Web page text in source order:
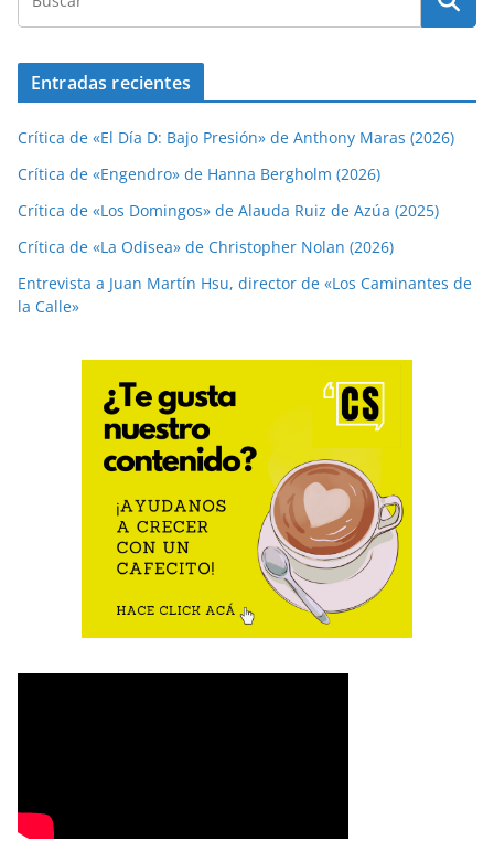
Entradas recientes
Crítica de «El Día D: Bajo Presión» de Anthony Maras (2026)
Crítica de «Engendro» de Hanna Bergholm (2026)
Crítica de «Los Domingos» de Alauda Ruiz de Azúa (2025)
Crítica de «La Odisea» de Christopher Nolan (2026)
Entrevista a Juan Martín Hsu, director de «Los Caminantes de
la Calle»